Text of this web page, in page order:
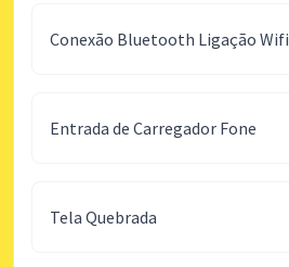
Conexão Bluetooth Ligação Wifi
Entrada de Carregador Fone
Tela Quebrada